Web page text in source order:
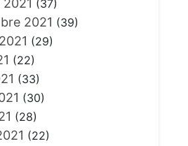
(37)
2021 (39)
(29)
(22)
(33)
(30)
(28)
(22)